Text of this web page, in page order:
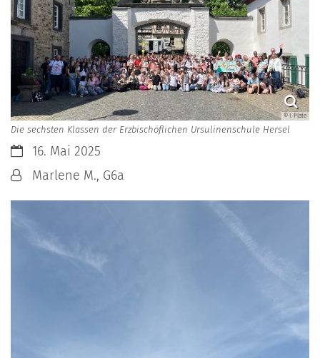
© I. Plate
Die sechsten Klassen der Erzbischöflichen Ursulinenschule Hersel
Datum:16. Mai 2025
Von:Marlene M., G6a